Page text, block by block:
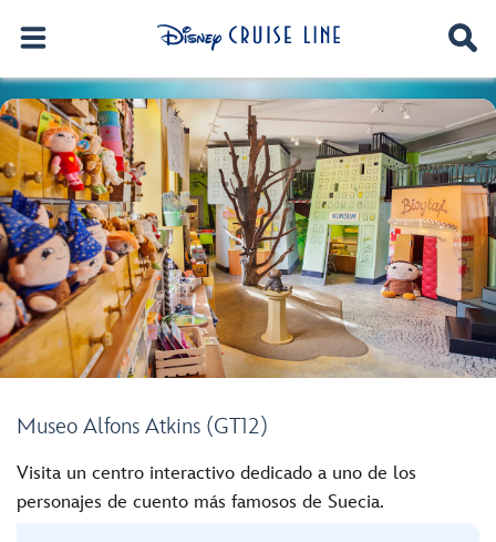
Museo Alfons Atkins (GT12)
Visita un centro interactivo dedicado a uno de los
personajes de cuento más famosos de Suecia.